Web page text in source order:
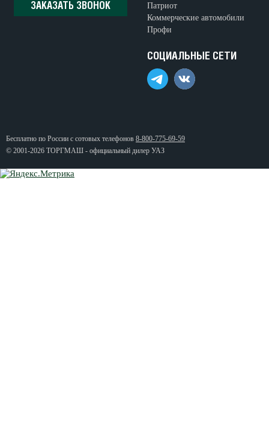
ЗАКАЗАТЬ ЗВОНОК
Патриот
Коммерческие автомобили
Профи
СОЦИАЛЬНЫЕ СЕТИ
Бесплатно по России с сотовых телефонов 8-800-775-69-59
© 2001-2026 ТОРГМАШ - официальный дилер УАЗ